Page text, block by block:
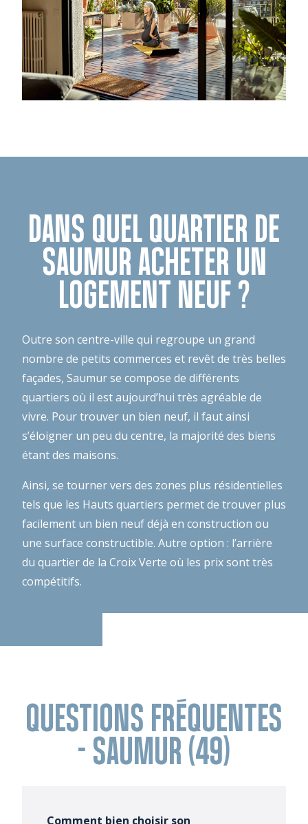
DANS QUEL QUARTIER DE
SAUMUR ACHETER UN
LOGEMENT NEUF ?
Outre son centre-ville qui regroupe un grand
nombre de petits commerces et revêt de très belles
façades, Saumur se compose de différents
quartiers où il est aujourd’hui très agréable de
vivre. Pour trouver un bien neuf, il faut ainsi
s’éloigner un peu du centre, la majorité des biens
étant des maisons.
Ainsi, se tourner vers des zones plus résidentielles
tels que les Hauts quartiers permet de trouver plus
facilement un bien neuf déjà en construction ou
une surface constructible. Autre option : l’arrière
du quartier de la Croix Verte où les prix sont très
compétitifs.
QUESTIONS FRÉQUENTES
- SAUMUR (49)
Comment bien choisir son